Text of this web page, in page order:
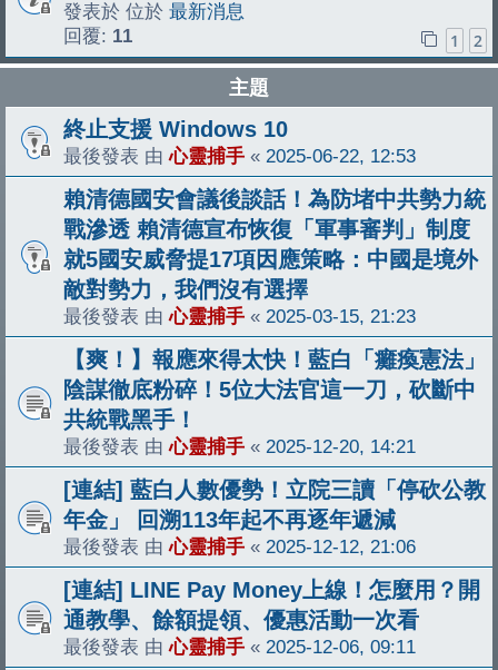
發表於 位於 最新消息
回覆: 11 1 2
主題
終止支援 Windows 10
最後發表 由心靈捕手 « 2025-06-22, 12:53
賴清德國安會議後談話！為防堵中共勢力統
戰滲透 賴清德宣布恢復「軍事審判」制度
就5國安威脅提17項因應策略：中國是境外
敵對勢力，我們沒有選擇
最後發表 由心靈捕手 « 2025-03-15, 21:23
【爽！】報應來得太快！藍白「癱瘓憲法」
陰謀徹底粉碎！5位大法官這一刀，砍斷中
共統戰黑手！
最後發表 由心靈捕手 « 2025-12-20, 14:21
[連結] 藍白人數優勢！立院三讀「停砍公教
年金」 回溯113年起不再逐年遞減
最後發表 由心靈捕手 « 2025-12-12, 21:06
[連結] LINE Pay Money上線！怎麼用？開
通教學、餘額提領、優惠活動一次看
最後發表 由心靈捕手 « 2025-12-06, 09:11